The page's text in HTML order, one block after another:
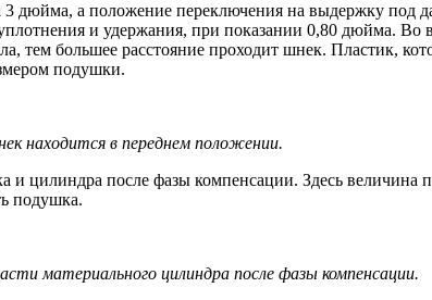
3 дюйма, а положение переключения на выдержку
и удержания, при показании 0,80 дюйма.
тем большее расстояние проходит шнек. Пластик,
подушки.
находится в переднем положении.
и цилиндра после фазы компенсации. Здесь величина
подушка.
материального цилиндра после фазы компенсации.